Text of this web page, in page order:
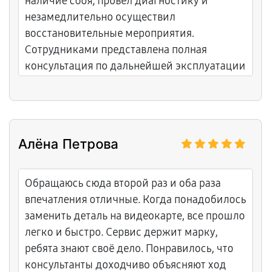
незамедлительно осуществил
восстановительные мероприятия.
Сотрудниками представлена полная
консультация по дальнейшей эксплуатации
эмоции от взаимодействия.
Алёна Петрова
Обращаюсь сюда второй раз и оба раза
впечатления отличные. Когда понадобилось
заменить деталь на видеокарте, все прошло
легко и быстро. Сервис держит марку,
ребята знают своё дело. Понравилось, что
консультанты доходчиво объясняют ход